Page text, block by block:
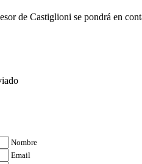
de Castiglioni se pondrá en
Nombre
Email